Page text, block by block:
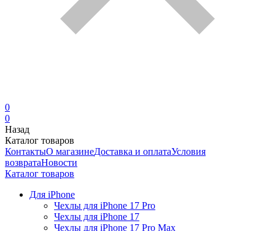
0
0
Назад
Каталог товаров
КонтактыО магазинеДоставка и оплатаУсловия
возвратаНовости
Каталог товаров
Для iPhone
Чехлы для iPhone 17 Pro
Чехлы для iPhone 17
Чехлы для iPhone 17 Pro Max